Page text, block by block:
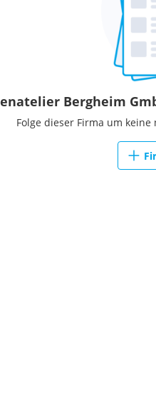
Bergheim
Folge dieser Firma um